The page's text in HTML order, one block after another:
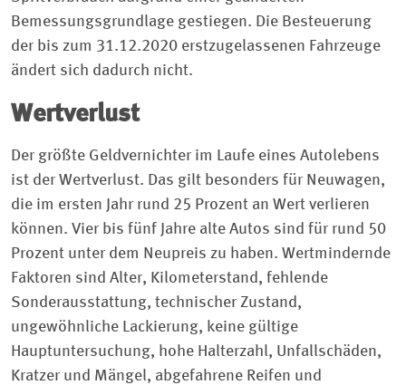
Bemessungsgrundlage gestiegen. Die Besteuerung
der bis zum 31.12.2020 erstzugelassenen Fahrzeuge
ändert sich dadurch nicht.
Wertverlust
Der größte Geldvernichter im Laufe eines Autolebens
ist der Wertverlust. Das gilt besonders für Neuwagen,
die im ersten Jahr rund 25 Prozent an Wert verlieren
können. Vier bis fünf Jahre alte Autos sind für rund 50
Prozent unter dem Neupreis zu haben. Wertmindernde
Faktoren sind Alter, Kilometerstand, fehlende
Sonderausstattung, technischer Zustand,
ungewöhnliche Lackierung, keine gültige
Hauptuntersuchung, hohe Halterzahl, Unfallschäden,
Kratzer und Mängel, abgefahrene Reifen und